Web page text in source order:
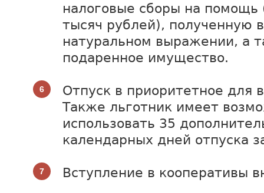
налоговые сборы на помощь
тысяч рублей), полученную
натуральном выражении, а
подаренное имущество.
Отпуск в приоритетное для
Также льготник имеет
использовать 35
календарных дней отпуска
Вступление в кооперативы